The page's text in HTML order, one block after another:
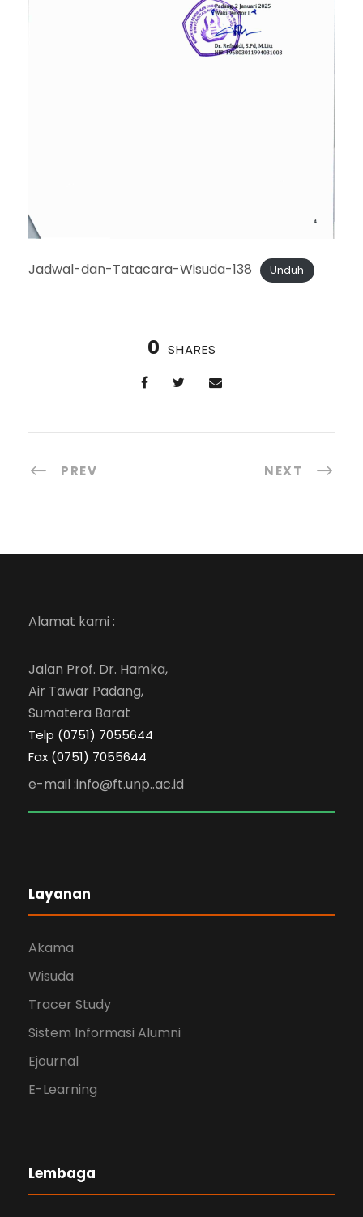
Jadwal-dan-Tatacara-Wisuda-138 Unduh
0 SHARES
PREV NEXT
Alamat kami :
Jalan Prof. Dr. Hamka,
Air Tawar Padang,
Sumatera Barat
Telp (0751) 7055644
Fax (0751) 7055644
e-mail :info@ft.unp..ac.id
Layanan
Akama
Wisuda
Tracer Study
Sistem Informasi Alumni
Ejournal
E-Learning
Lembaga